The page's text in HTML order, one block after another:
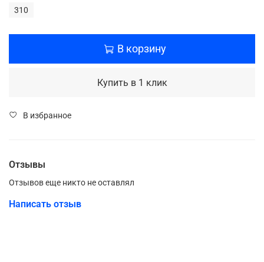
310
В корзину
Купить в 1 клик
В избранное
Отзывы
Отзывов еще никто не оставлял
Написать отзыв